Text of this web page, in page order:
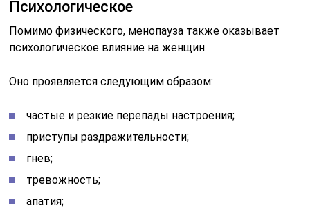
Психологическое
Помимо физического, менопауза также оказывает
психологическое влияние на женщин.
Оно проявляется следующим образом:
частые и резкие перепады настроения;
приступы раздражительности;
гнев;
тревожность;
апатия;